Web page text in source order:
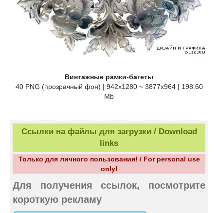
Винтажные рамки-багеты
40 PNG (прозрачный фон) | 942х1280 ~ 3877х964 | 198.60
Mb
Ссылки на файлы для загрузки / Download
links
Только для личного пользования! / For personal use
only!
Для получения ссылок, посмотрите
короткую рекламу